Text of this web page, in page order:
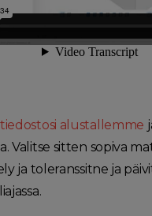
tiedostosi alustallemme
Valitse sitten sopiva
ja toleranssitne ja